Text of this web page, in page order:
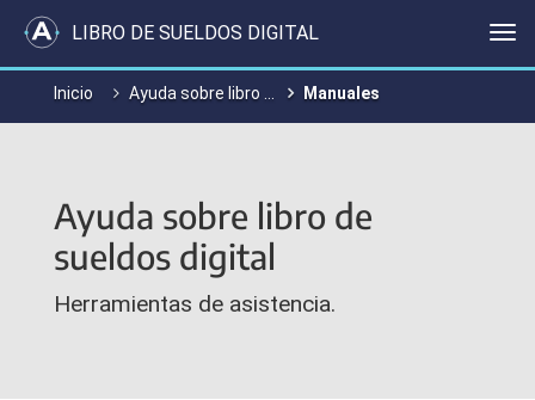
LIBRO DE SUELDOS DIGITAL
Inicio Ayuda sobre libro de sueldo digital Manuales
Ayuda sobre libro de
sueldos digital
Herramientas de asistencia.